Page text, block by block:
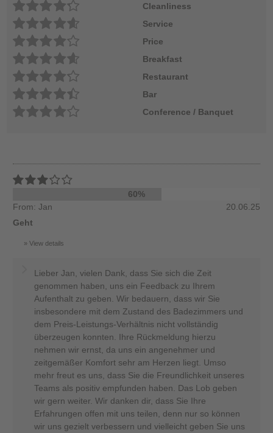
Cleanliness
Service
Price
Breakfast
Restaurant
Bar
Conference / Banquet
60%
From: Jan
20.06.25
Geht
View details
Lieber Jan, vielen Dank, dass Sie sich die Zeit
genommen haben, uns ein Feedback zu Ihrem
Aufenthalt zu geben. Wir bedauern, dass wir Sie
insbesondere mit dem Zustand des Badezimmers und
dem Preis-Leistungs-Verhältnis nicht vollständig
überzeugen konnten. Ihre Rückmeldung hierzu
nehmen wir ernst, da uns ein angenehmer und
zeitgemäßer Komfort sehr am Herzen liegt. Umso
mehr freut es uns, dass Sie die Freundlichkeit unseres
Teams als positiv empfunden haben. Das Lob geben
wir gern weiter. Wir danken dir, dass Sie Ihre
Erfahrungen offen mit uns teilen, denn nur so können
wir uns gezielt verbessern und vielleicht geben Sie uns